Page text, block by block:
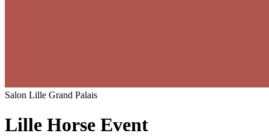
Salon Lille Grand Palais
Lille Horse Event